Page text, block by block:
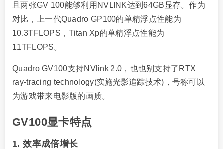
且两张GV 100能够利用NVLINK达到64GB显存。作为
对比，上一代Quadro GP100的单精浮点性能为
10.3TFLOPS，Titan Xp的单精浮点性能为
11TFLOPS。
Quadro GV100支持NVlink 2.0，也也别支持了RTX
ray-tracing technology(实施光影追踪技术)，号称可以
为游戏带来电影版的画质。
GV100显卡特点
1. 效率成倍增长